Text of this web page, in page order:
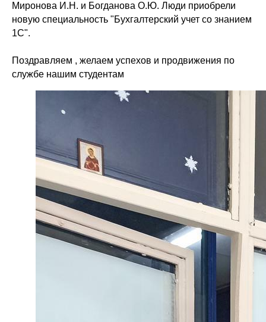
Миронова И.Н. и Богданова О.Ю. Люди приобрели
новую специальность "Бухгалтерский учет со знанием
1С".
Поздравляем , желаем успехов и продвижения по
службе нашим студентам